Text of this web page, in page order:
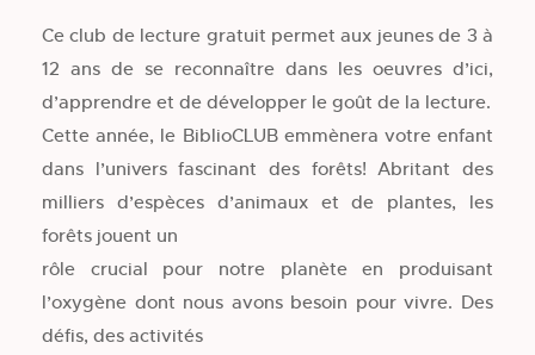
Ce club de lecture gratuit permet aux jeunes de 3 à
12 ans de se reconnaître dans les oeuvres d’ici,
d’apprendre et de développer le goût de la lecture.
Cette année, le BiblioCLUB emmènera votre enfant
dans l’univers fascinant des forêts! Abritant des
milliers d’espèces d’animaux et de plantes, les
forêts jouent un
rôle crucial pour notre planète en produisant
l’oxygène dont nous avons besoin pour vivre. Des
défis, des activités